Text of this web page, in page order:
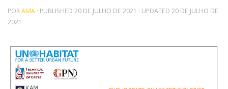
PORAMA · PUBLISHED 20 DE JULHO DE 2021 · UPDATED 20 DE JULHO DE
2021